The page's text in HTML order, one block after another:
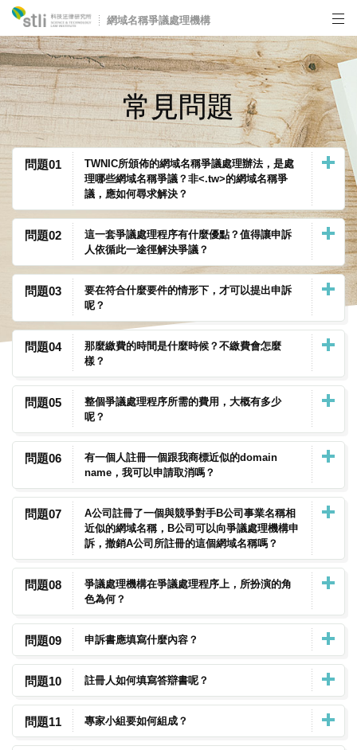
網域名稱爭議處理機構
爭議公告
如何申訴
常見問題
表格下載
相關法規
相關資源
關於我們
常見問題
問題01
TWNIC所頒佈的網域名稱爭議處理辦法，是處
理哪些網域名稱爭議？非<.tw>的網域名稱爭
議，應如何尋求解決？
問題02
這一套爭議處理程序有什麼優點？值得讓申訴
人依循此一途徑解決爭議？
問題03
要在符合什麼要件的情形下，才可以提出申訴
呢？
問題04
那麼繳費的時間是什麼時候？不繳費會怎麼
樣？
問題05
整個爭議處理程序所需的費用，大概有多少
呢？
問題06
有一個人註冊一個跟我商標近似的domain
name，我可以申請取消嗎？
問題07
A公司註冊了一個與競爭對手B公司事業名稱相
近似的網域名稱，B公司可以向爭議處理機構申
訴，撤銷A公司所註冊的這個網域名稱嗎？
問題08
爭議處理機構在爭議處理程序上，所扮演的角
色為何？
問題09 申訴書應填寫什麼內容？
問題10 註冊人如何填寫答辯書呢？
問題11 專家小組要如何組成？